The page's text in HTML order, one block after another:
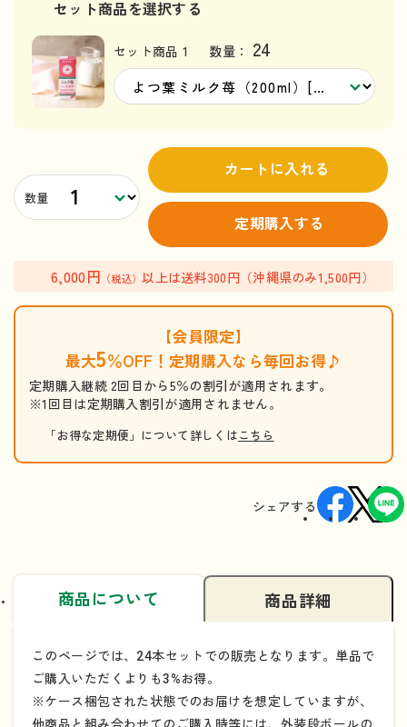
セット商品を選択する
セット商品 1 数量： 24
数量
カートに入れる
定期購入する
6,000円 （税込）以上は送料300円（沖縄県のみ1,500円）
【会員限定】
最大5％OFF！定期購入なら毎回お得♪
定期購入継続 2回目から5％の割引が適用されます。
※1回目は定期購入割引が適用されません。
「お得な定期便」について詳しくはこちら
シェアする
商品について 商品詳細
このページでは、24本セットでの販売となります。単品で
ご購入いただくよりも3%お得。
※ケース梱包された状態でのお届けを想定していますが、